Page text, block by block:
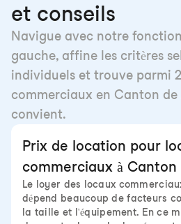
et conseils
Navigue avec notre
gauche, affine les critères
individuels et trouve parmi
commerciaux en Canton
convient.
Prix de location pour
commerciaux à Canton
Le loyer des locaux
dépend beaucoup de facteurs
la taille et l'équipement. En ce